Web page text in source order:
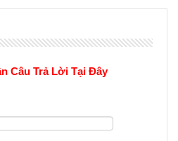
Câu Trả Lời Tại Đây